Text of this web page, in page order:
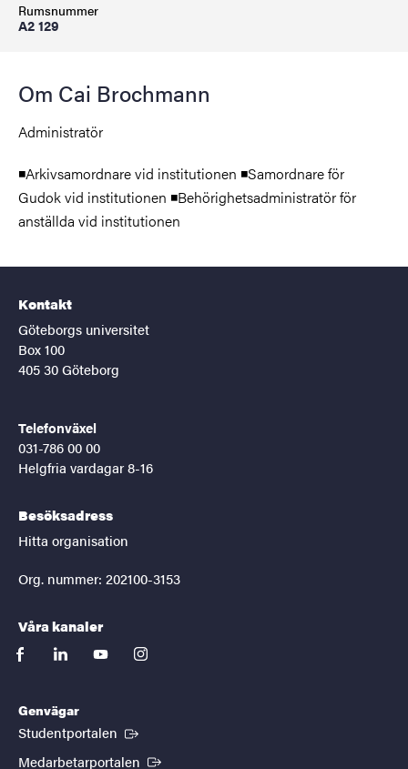
Rumsnummer
A2 129
Om Cai Brochmann
Administratör
◾Arkivsamordnare vid institutionen ◾Samordnare för
Gudok vid institutionen ◾Behörighetsadministratör för
anställda vid institutionen
Kontakt
Göteborgs universitet
Box 100
405 30 Göteborg
Telefonväxel
031-786 00 00
Helgfria vardagar 8-16
Besöksadress
Hitta organisation
Org. nummer: 202100-3153
Våra kanaler
facebooklinkedinyoutubeinstagram
Genvägar
Studentportalen (Extern länk)
Medarbetarportalen (Extern länk)